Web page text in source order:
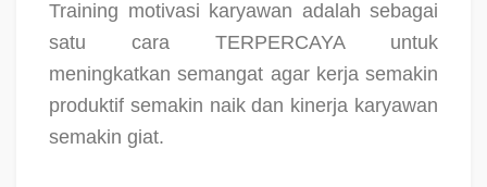
Training motivasi karyawan adalah sebagai
satu cara TERPERCAYA untuk
meningkatkan semangat agar kerja semakin
produktif semakin naik dan kinerja karyawan
semakin giat.